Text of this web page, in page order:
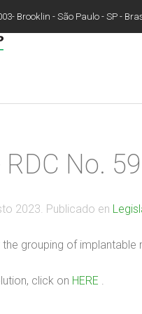
Brooklin - São Paulo - SP -
No.
2023. Publicado en
grouping of
click on HERE .